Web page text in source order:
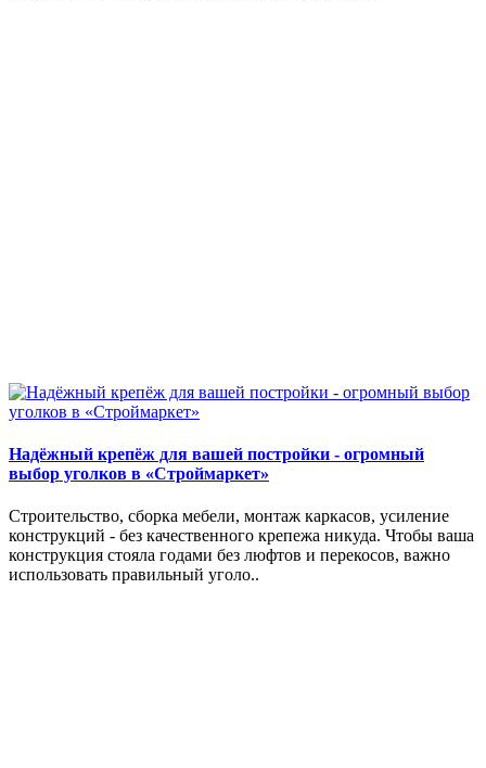
Надёжный крепёж для вашей постройки - огромный
выбор уголков в «Строймаркет»
Строительство, сборка мебели, монтаж каркасов, усиление
конструкций - без качественного крепежа никуда. Чтобы ваша
конструкция стояла годами без люфтов и перекосов, важно
использовать правильный уголо..